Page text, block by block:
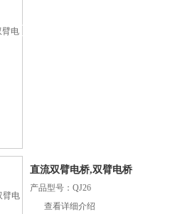
直流双臂电桥,双臂电桥
产品型号：QJ26
查看详细介绍